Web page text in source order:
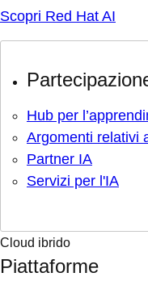
Scopri Red Hat AI
Hub per
Argomenti relativi
Partner IA
Servizi per l'IA
Cloud ibrido
Piattaforme